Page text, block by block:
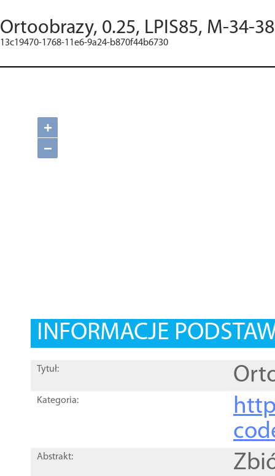
Ortoobrazy, 0.25, LPIS85, M-34-
13c19470-1768-11e6-9a24-b870f44b6730
+
−
INFORMACJE
Tytuł:
Kategoria:
Abstrakt: